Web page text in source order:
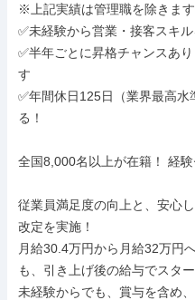
※上記実績は管理職を除きます
✅未経験から営業・接客スキ
✅半年ごとに昇格チャンスあ
す
✅年間休日125日（業界最高
る！
全国8,000名以上が在籍！ 経
従業員満足度の向上と、安心
改定を実施！
月給30.4万円から月給32万円
も、引き上げ後の給与でスター
未経験からでも、賞与を含め